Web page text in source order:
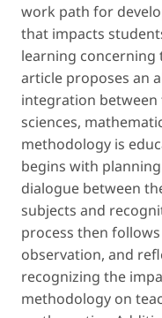
work path for
that impacts
learning concerning
article proposes an
integration
sciences,
methodology is
begins with
dialogue between
subjects and
process then
observation, and
recognizing the
methodology on